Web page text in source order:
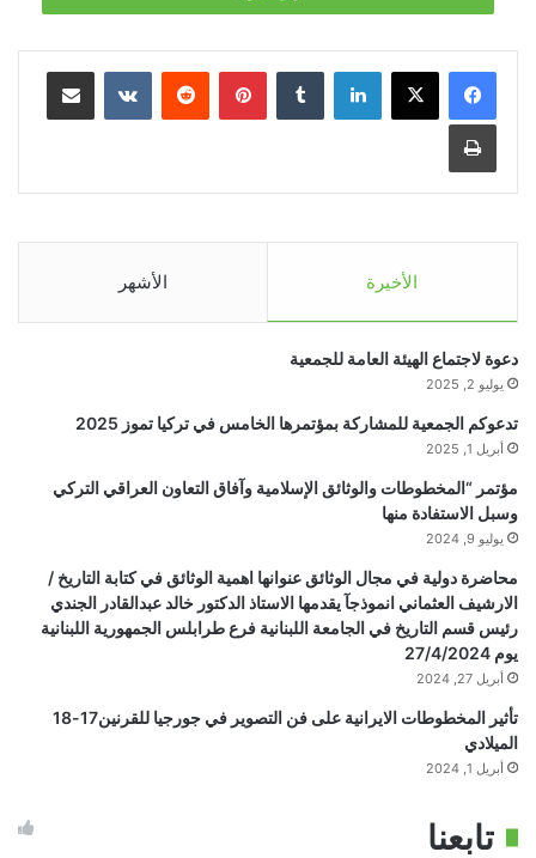
الأخيرة الأشهر
دعوة لاجتماع الهيئة العامة للجمعية
يوليو 2, 2025
تدعوكم الجمعية للمشاركة بمؤتمرها الخامس في تركيا تموز 2025
أبريل 1, 2025
مؤتمر “المخطوطات والوثائق الإسلامية وآفاق التعاون العراقي التركي
وسبل الاستفادة منها
يوليو 9, 2024
محاضرة دولية في مجال الوثائق عنوانها اهمية الوثائق في كتابة التاريخ /
الارشيف العثماني انموذجآ يقدمها الاستاذ الدكتور خالد عبدالقادر الجندي
رئيس قسم التاريخ في الجامعة اللبنانية فرع طرابلس الجمهورية اللبنانية
يوم 27/4/2024
أبريل 27, 2024
تأثير المخطوطات الايرانية على فن التصوير في جورجيا للقرنين17-18
الميلادي
أبريل 1, 2024
تابعنا